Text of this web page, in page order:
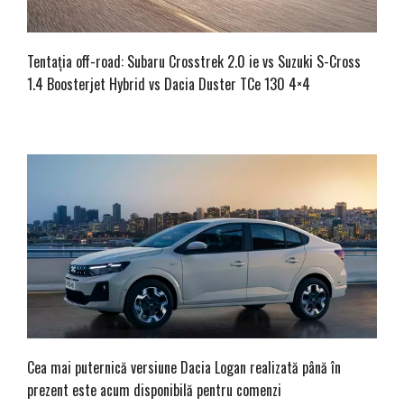
Tentația off-road: Subaru Crosstrek 2.0 ie vs Suzuki S-Cross
1.4 Boosterjet Hybrid vs Dacia Duster TCe 130 4×4
Cea mai puternică versiune Dacia Logan realizată până în
prezent este acum disponibilă pentru comenzi